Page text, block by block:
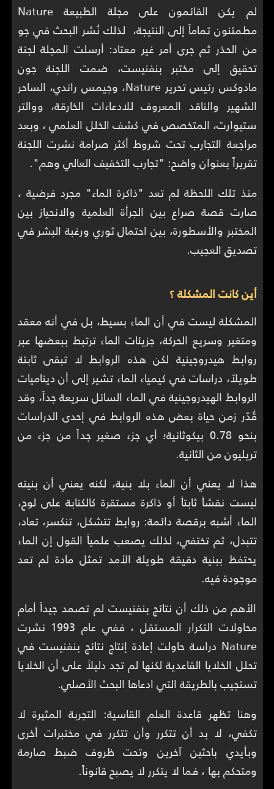
لم يكن القائمون على مجلة الطبيعة Nature
مطمئنون تماماً إلى النتيجة، لذلك نُشر البحث في جو
من الحذر ثم جرى أمر غير معتاد: أرسلت المجلة لجنة
تحقيق إلى مختبر بنفنيست، ضمت اللجنة جون
مادوكس رئيس تحرير Nature، وجيمس راندي، الساحر
الشهير والناقد المعروف للادعاءات الخارقة، ووالتر
ستيوارت، المتخصص في كشف الخلل العلمي ، وبعد
مراجعة التجارب تحت شروط أكثر صرامة نشرت اللجنة
تقريراً بعنوان واضح: "تجارب التخفيف العالي وهم".
منذ تلك اللحظة لم تعد "ذاكرة الماء" مجرد فرضية ،
صارت قصة صراع بين الجرأة العلمية والانحياز بين
المختبر والأسطورة، بين احتمال ثوري ورغبة البشر في
تصديق العجيب.
أين كانت المشكلة ؟
المشكلة ليست في أن الماء بسيط، بل في أنه معقد
ومتغير وسريع الحركة، جزيئات الماء ترتبط ببعضها عبر
روابط هيدروجينية لكن هذه الروابط لا تبقى ثابتة
طويلاً، دراسات في كيمياء الماء تشير إلى أن ديناميات
الروابط الهيدروجينية في الماء السائل سريعة جداً، وقد
قُدّر زمن حياة بعض هذه الروابط في إحدى الدراسات
بنحو 0.78 بيكوثانية؛ أي جزء صغير جداً من جزء من
تريليون من الثانية.
هذا لا يعني أن الماء بلا بنية، لكنه يعني أن بنيته
ليست نقشاً ثابتاً أو ذاكرة مستقرة كالكتابة على لوح،
الماء أشبه برقصة دائمة: روابط تتشكل، تنكسر، تعاد،
تتبدل، ثم تختفي، لذلك يصعب علمياً القول إن الماء
يحتفظ ببنية دقيقة طويلة الأمد تمثل مادة لم تعد
موجودة فيه.
الأهم من ذلك أن نتائج بنفنيست لم تصمد جيداً أمام
محاولات التكرار المستقل ، ففي عام 1993 نشرت
Nature دراسة حاولت إعادة إنتاج نتائج بنفنيست في
تحلل الخلايا القاعدية لكنها لم تجد دليلاً على أن الخلايا
تستجيب بالطريقة التي ادعاها البحث الأصلي.
وهنا تظهر قاعدة العلم القاسية: التجربة المثيرة لا
تكفي، لا بد أن تتكرر وأن تتكرر في مختبرات أخرى
وبأيدي باحثين آخرين وتحت ظروف ضبط صارمة
ومتحكم بها ، فما لا يتكرر لا يصبح قانوناً.